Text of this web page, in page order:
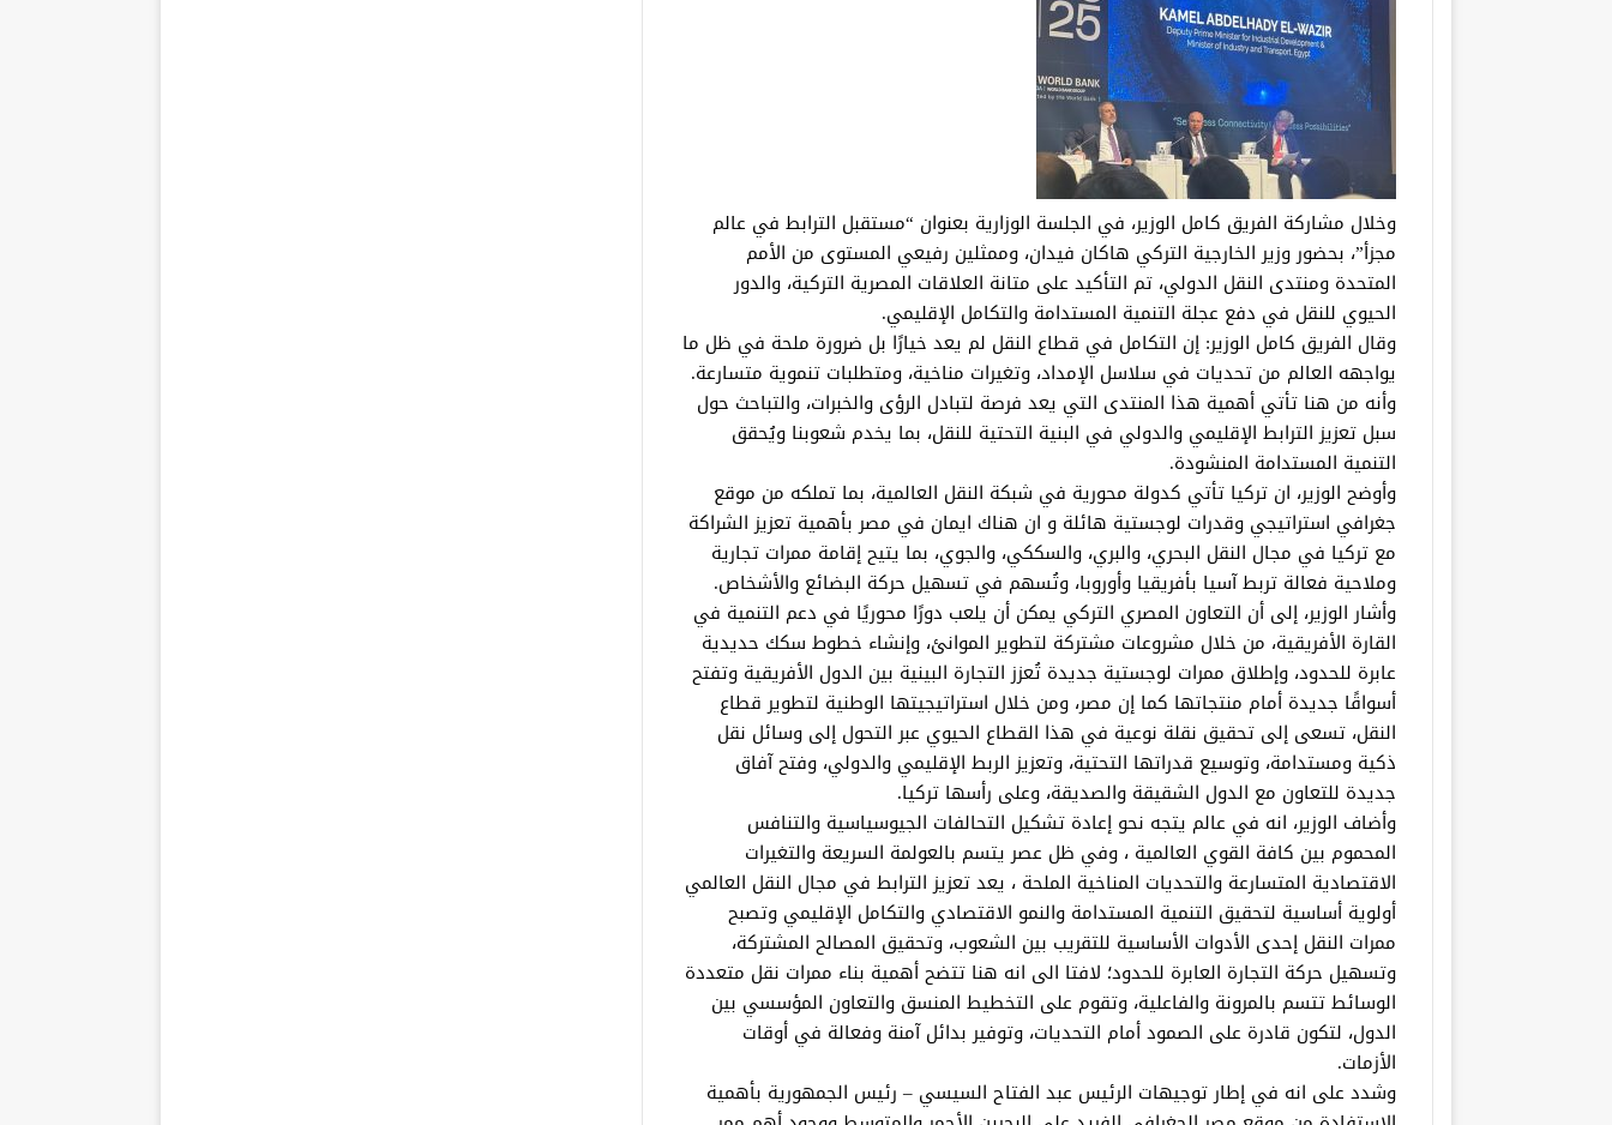
وخلال مشاركة الفريق كامل الوزير، في الجلسة الوزارية بعنوان “مستقبل الترابط في عالم
مجزأ”، بحضور وزير الخارجية التركي هاكان فيدان، وممثلين رفيعي المستوى من الأمم
المتحدة ومنتدى النقل الدولي، تم التأكيد على متانة العلاقات المصرية التركية، والدور
الحيوي للنقل في دفع عجلة التنمية المستدامة والتكامل الإقليمي.
وقال الفريق كامل الوزير: إن التكامل في قطاع النقل لم يعد خيارًا بل ضرورة ملحة في ظل ما
يواجهه العالم من تحديات في سلاسل الإمداد، وتغيرات مناخية، ومتطلبات تنموية متسارعة.
وأنه من هنا تأتي أهمية هذا المنتدى التي يعد فرصة لتبادل الرؤى والخبرات، والتباحث حول
سبل تعزيز الترابط الإقليمي والدولي في البنية التحتية للنقل، بما يخدم شعوبنا ويُحقق
التنمية المستدامة المنشودة.
وأوضح الوزير، ان تركيا تأتي كدولة محورية في شبكة النقل العالمية، بما تملكه من موقع
جغرافي استراتيجي وقدرات لوجستية هائلة و ان هناك ايمان في مصر بأهمية تعزيز الشراكة
مع تركيا في مجال النقل البحري، والبري، والسككي، والجوي، بما يتيح إقامة ممرات تجارية
وملاحية فعالة تربط آسيا بأفريقيا وأوروبا، وتُسهم في تسهيل حركة البضائع والأشخاص.
وأشار الوزير، إلى أن التعاون المصري التركي يمكن أن يلعب دورًا محوريًا في دعم التنمية في
القارة الأفريقية، من خلال مشروعات مشتركة لتطوير الموانئ، وإنشاء خطوط سكك حديدية
عابرة للحدود، وإطلاق ممرات لوجستية جديدة تُعزز التجارة البينية بين الدول الأفريقية وتفتح
أسواقًا جديدة أمام منتجاتها كما إن مصر، ومن خلال استراتيجيتها الوطنية لتطوير قطاع
النقل، تسعى إلى تحقيق نقلة نوعية في هذا القطاع الحيوي عبر التحول إلى وسائل نقل
ذكية ومستدامة، وتوسيع قدراتها التحتية، وتعزيز الربط الإقليمي والدولي، وفتح آفاق
جديدة للتعاون مع الدول الشقيقة والصديقة، وعلى رأسها تركيا.
وأضاف الوزير، انه في عالم يتجه نحو إعادة تشكيل التحالفات الجيوسياسية والتنافس
المحموم بين كافة القوي العالمية ، وفي ظل عصر يتسم بالعولمة السريعة والتغيرات
الاقتصادية المتسارعة والتحديات المناخية الملحة ، يعد تعزيز الترابط في مجال النقل العالمي
أولوية أساسية لتحقيق التنمية المستدامة والنمو الاقتصادي والتكامل الإقليمي وتصبح
ممرات النقل إحدى الأدوات الأساسية للتقريب بين الشعوب، وتحقيق المصالح المشتركة،
وتسهيل حركة التجارة العابرة للحدود؛ لافتا الى انه هنا تتضح أهمية بناء ممرات نقل متعددة
الوسائط تتسم بالمرونة والفاعلية، وتقوم على التخطيط المنسق والتعاون المؤسسي بين
الدول، لتكون قادرة على الصمود أمام التحديات، وتوفير بدائل آمنة وفعالة في أوقات
الأزمات.
وشدد على انه في إطار توجيهات الرئيس عبد الفتاح السيسي – رئيس الجمهورية بأهمية